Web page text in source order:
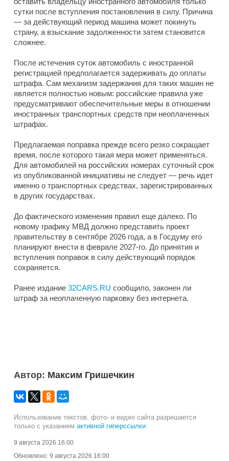
сутки после вступления постановления в силу. Причина
— за действующий период машина может покинуть
страну, а взыскание задолженности затем становится
сложнее.
После истечения суток автомобиль с иностранной
регистрацией предполагается задерживать до оплаты
штрафа. Сам механизм задержания для таких машин не
является полностью новым: российские правила уже
предусматривают обеспечительные меры в отношении
иностранных транспортных средств при неоплаченных
штрафах.
Предлагаемая поправка прежде всего резко сокращает
время, после которого такая мера может применяться.
Для автомобилей на российских номерах суточный срок
из опубликованной инициативы не следует — речь идет
именно о транспортных средствах, зарегистрированных
в других государствах.
До фактического изменения правил еще далеко. По
новому графику МВД должно представить проект
правительству в сентябре 2026 года, а в Госдуму его
планируют внести в феврале 2027-го. До принятия и
вступления поправок в силу действующий порядок
сохраняется.
Ранее издание 32CARS.RU сообщило, законен ли
штраф за неоплаченную парковку без интернета.
Автор: Максим Гришечкин
Использование текстов, фото- и видео сайта разрешается
только с указанием активной гиперссылки.
9 августа 2026 16:00
Обновлено: 9 августа 2026 16:00